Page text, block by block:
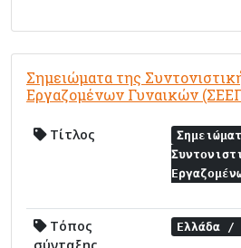
Σημειώματα της
Εργαζομένων Γυναικών
Τίτλος
Τόπος
Ελλάδα /